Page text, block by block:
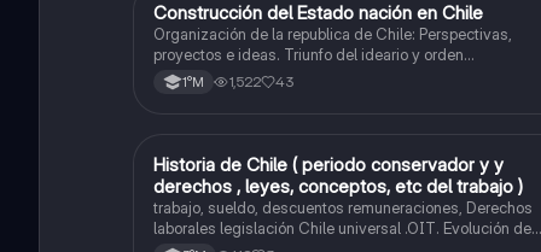
Historia
Construcción del Estado nación en Chile
Organización de la republica de Chile: Perspectivas,
proyectos e ideas. Triunfo del ideario y orden
conservador. Constitución de 1833. "Era Portaliana"
1°M 1,522 43
Historia
Historia de Chile ( periodo conservador y y
derechos , leyes, conceptos, etc del trabajo )
trabajo, sueldo, descuentos remuneraciones, Derechos
laborales legislación Chile universal .OIT. Evolución de